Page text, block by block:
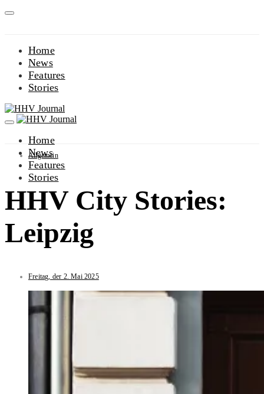
Home
News
Features
Stories
Home
News
Features
Stories
Allgemein
HHV City Stories:
Leipzig
Freitag, der 2. Mai 2025